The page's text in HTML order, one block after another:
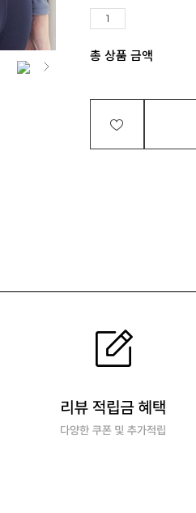
총 상품 금액